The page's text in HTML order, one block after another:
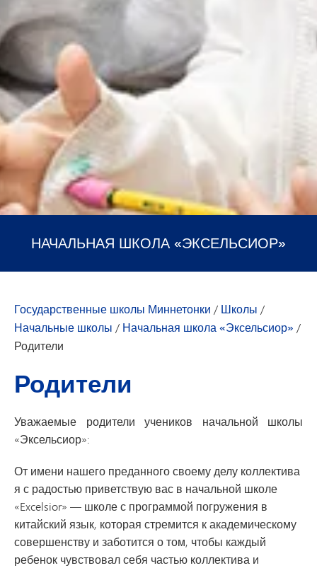
НАЧАЛЬНАЯ ШКОЛА «ЭКСЕЛЬСИОР»
Государственные школы Миннетонки / Школы /
Начальные школы / Начальная школа «Эксельсиор» /
Родители
Родители
Уважаемые родители учеников начальной школы
«Эксельсиор»:
От имени нашего преданного своему делу коллектива
я с радостью приветствую вас в начальной школе
«Excelsior» — школе с программой погружения в
китайский язык, которая стремится к академическому
совершенству и заботится о том, чтобы каждый
ребенок чувствовал себя частью коллектива и